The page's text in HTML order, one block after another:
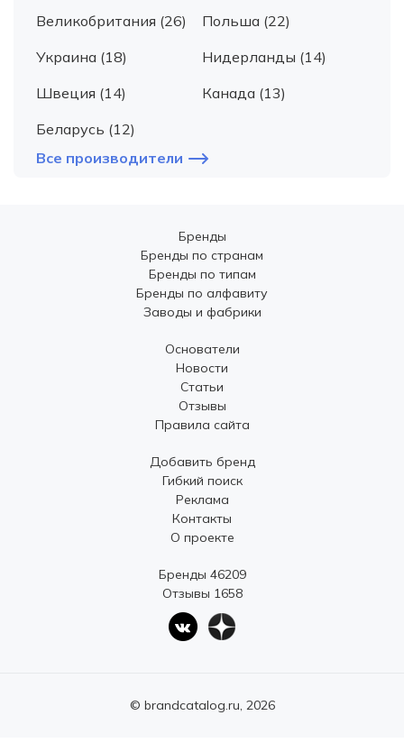
Великобритания (26)
Польша (22)
Украина (18)
Нидерланды (14)
Швеция (14)
Канада (13)
Беларусь (12)
Все производители
Бренды
Бренды по странам
Бренды по типам
Бренды по алфавиту
Заводы и фабрики
Основатели
Новости
Статьи
Отзывы
Правила сайта
Добавить бренд
Гибкий поиск
Реклама
Контакты
О проекте
Бренды 46209
Отзывы 1658
© brandcatalog.ru, 2026